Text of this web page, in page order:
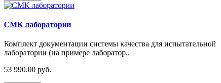
СМК лаборатории
Комплект документации системы качества для испытательной
лаборатории (на примере лаборатор..
53 990.00 руб.